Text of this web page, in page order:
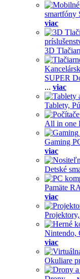
smartfóny
viac
3D
SUPER
... viac
Tablety,
All in one
Gaming
viac
Detské
Pamäte
viac
Projektory,
Nintendo,
viac
Okuliare